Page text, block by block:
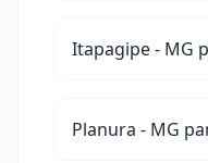
Itapagipe - MG
Planura - MG